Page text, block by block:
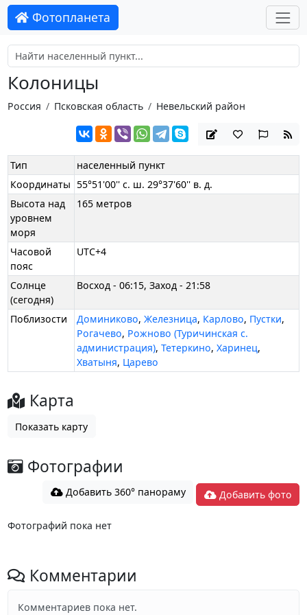
Фотопланета
Колоницы
Россия Псковская область Невельский район
Тип
населенный пункт
Координаты 55°51'00'' с. ш. 29°37'60'' в. д.
Высота над
уровнем
моря
165 метров
Часовой
пояс
UTC+4
Солнце
(сегодня)
Восход - 06:15, Заход - 21:58
Поблизости Доминиково,Железница, Карлово, Пустки,
Рогачево, Рожново (Туричинская с.
администрация),Тетеркино,Харинец,
Хватыня, Царево
Карта
Показать карту
Фотографии
Добавить 360° панораму Добавить фото
Фотографий пока нет
Комментарии
Комментариев пока нет.